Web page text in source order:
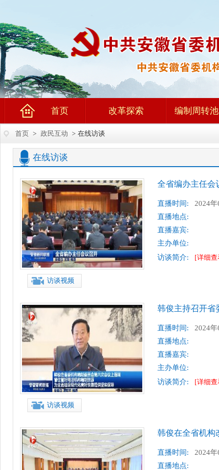
首页 改革探索 编制周转
首页 > 政民互动 > 在线访谈
在线访谈
访谈视频
全省编办主任会
直播时间:
2024
直播地点:
直播嘉宾:
主办单位:
访谈简介:
[详细
访谈视频
韩俊主持召开省
直播时间:
2024
直播地点:
直播嘉宾:
主办单位:
访谈简介:
[详细
韩俊在全省机构
直播时间:
2024
直播地点: